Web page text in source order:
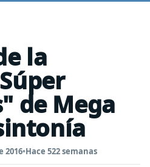
la
de Mega
2016•Hace 522 semanas